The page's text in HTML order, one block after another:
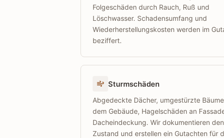
Folgeschäden durch Rauch, Ruß und
Löschwasser. Schadensumfang und
Wiederherstellungskosten werden im
beziffert.
Sturmschäden
Abgedeckte Dächer, umgestürzte
dem Gebäude, Hagelschäden an
Dacheindeckung. Wir dokumentieren den
Zustand und erstellen ein Gutachten für